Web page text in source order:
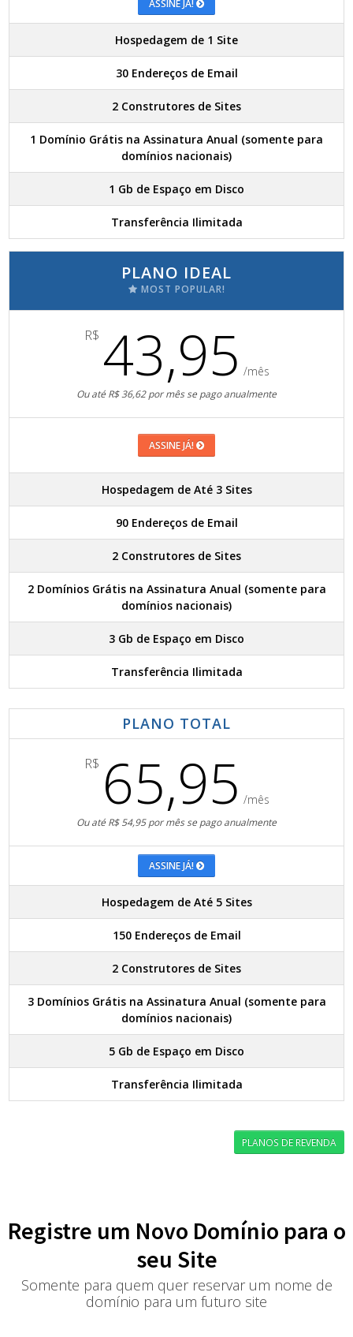
ASSINE JÁ!
Hospedagem de 1 Site
30 Endereços de Email
2 Construtores de Sites
1 Domínio Grátis na Assinatura Anual (somente para
domínios nacionais)
1 Gb de Espaço em Disco
Transferência Ilimitada
PLANO IDEAL
MOST POPULAR!
R$ 43,95 /mês
Ou até R$ 36,62 por mês se pago anualmente
ASSINE JÁ!
Hospedagem de Até 3 Sites
90 Endereços de Email
2 Construtores de Sites
2 Domínios Grátis na Assinatura Anual (somente para
domínios nacionais)
3 Gb de Espaço em Disco
Transferência Ilimitada
PLANO TOTAL
R$ 65,95 /mês
Ou até R$ 54,95 por mês se pago anualmente
ASSINE JÁ!
Hospedagem de Até 5 Sites
150 Endereços de Email
2 Construtores de Sites
3 Domínios Grátis na Assinatura Anual (somente para
domínios nacionais)
5 Gb de Espaço em Disco
Transferência Ilimitada
PLANOS DE REVENDA
Registre um Novo Domínio para o
seu Site
Somente para quem quer reservar um nome de
domínio para um futuro site